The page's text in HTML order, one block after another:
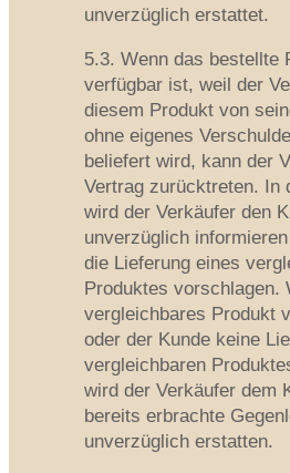
unverzüglich erstattet.
5.3. Wenn das bestellte
verfügbar ist, weil der
diesem Produkt von
ohne eigenes
beliefert wird, kann der
Vertrag zurücktreten. In
wird der Verkäufer den
unverzüglich
die Lieferung eines
Produktes vorschlagen.
vergleichbares Produkt
oder der Kunde keine
vergleichbaren
wird der Verkäufer dem
bereits erbrachte
unverzüglich erstatten.